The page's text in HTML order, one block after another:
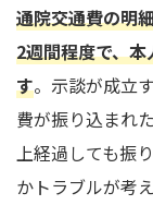
通院交通費の明
2週間程度で、
す。示談が成立
費が振り込まれ
上経過しても振
かトラブルが考